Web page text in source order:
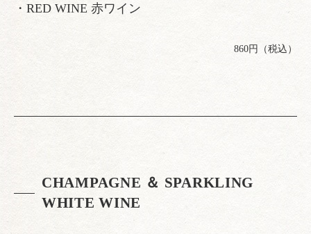
・RED WINE 赤ワイン
860円（税込）
CHAMPAGNE ＆ SPARKLING
WHITE WINE